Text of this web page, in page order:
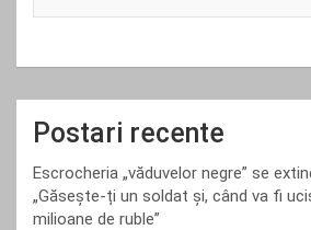
Postari recente
Escrocheria „văduvelor negre” se
„Găsește-ți un soldat și, când va fi
milioane de ruble”